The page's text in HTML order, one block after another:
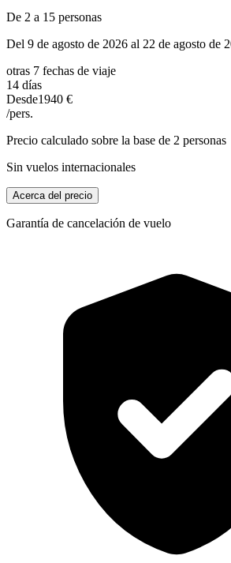
De 2 a 15 personas
Del 9 de agosto de 2026 al 22 de agosto de
otras 7 fechas de viaje
14 días
Desde1940 €
/pers.
Precio calculado sobre la base de 2 personas
Sin vuelos internacionales
Acerca del precio
Garantía de cancelación de vuelo